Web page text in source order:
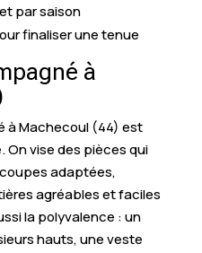
par saison
finaliser une tenue
à
à Machecoul (44) est
vise des pièces qui
adaptées,
agréables et faciles
la polyvalence : un
hauts, une veste